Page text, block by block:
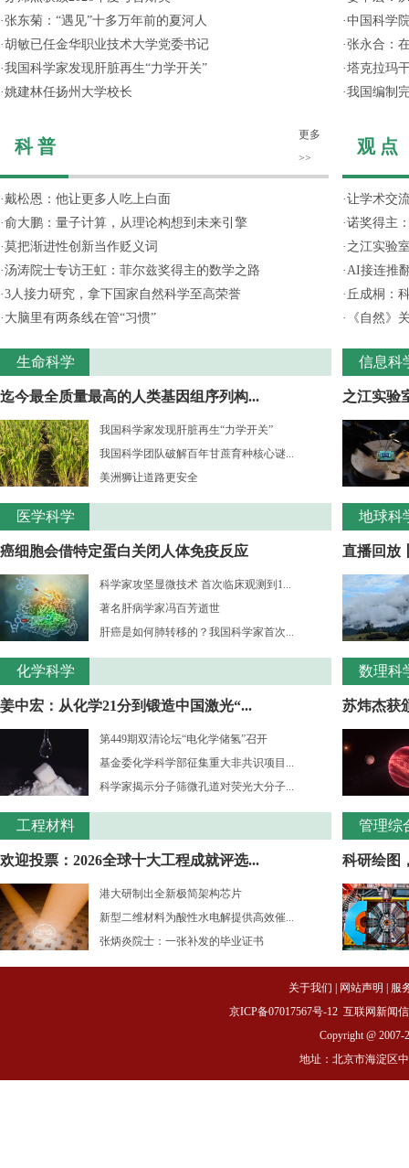
·张东菊：“遇见”十多万年前的夏河人
·胡敏已任金华职业技术大学党委书记
·我国科学家发现肝脏再生“力学开关”
·姚建林任扬州大学校长
科 普
更多
>>
·戴松恩：他让更多人吃上白面
·俞大鹏：量子计算，从理论构想到未来引擎
·莫把渐进性创新当作贬义词
·汤涛院士专访王虹：菲尔兹奖得主的数学之路
·3人接力研究，拿下国家自然科学至高荣誉
· 大脑里有两条线在管“习惯”
生命科学
迄今最全质量最高的人类基因组序列构...
我国科学家发现肝脏再生“力学开关”
我国科学团队破解百年甘蔗育种核心谜...
美洲狮让道路更安全
医学科学
癌细胞会借特定蛋白关闭人体免疫反应
科学家攻坚显微技术 首次临床观测到1...
著名肝病学家冯百芳逝世
肝癌是如何肺转移的？我国科学家首次...
化学科学
姜中宏：从化学21分到锻造中国激光“...
第449期双清论坛“电化学储氢”召开
基金委化学科学部征集重大非共识项目...
科学家揭示分子筛微孔道对荧光大分子...
工程材料
欢迎投票：2026全球十大工程成就评选...
港大研制出全新极简架构芯片
新型二维材料为酸性水电解提供高效催...
张炳炎院士：一张补发的毕业证书
·中国科学
·张永合：
·塔克拉玛
·我国编制
观 点
·让学术交
·诺奖得主
· 之江实验
·AI接连推
· 丘成桐：
·
《自然》
信息科
之江实验
地球科
直播回放
数理科
苏炜杰获
管理综
科研绘图
关于我们 网站声明
服
京ICP备07017567号-12 互联网新闻
Copyright @ 2007-
地址：北京市海淀区